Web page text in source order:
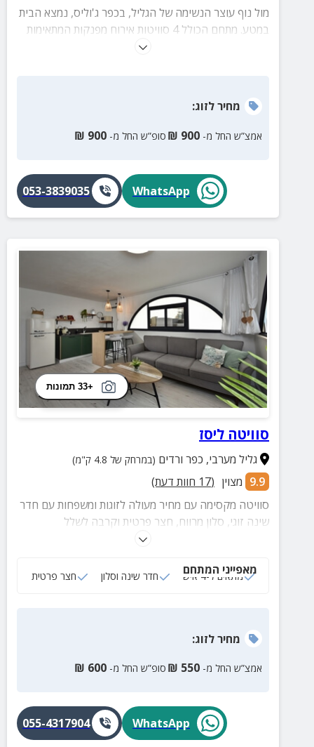
מול נוף עוצר הנשימה של הגליל, בכפר ג'וליס, נמצא הבית
במטע. מתחם הכולל 4 סוויטות אירוח מפנקות המתאימות
לחופשה זוגית או משפחתית. אפשרות לארוחת בוקר דרוזית
מחירלזוג:
אמצ”ש החל מ- 900
₪ סופ”ש החל מ- 900
₪
WhatsApp
053-3839035
+33 תמונות
סוויטה ליסז
גליל מערבי, כפר ורדים (במרחק של 4.8 ק"מ)
9.9 מצוין (
17 חוות דעת)
סוויטה מקסימה עם מחיר מעולה לזוגות ומשפחות עם חדר
שינה זוגי, סלון מרווח, חצר פרטית וקרבה לשלל
אטרקציות, מסלולי טיול, בתי קפה ועוד.
מאפייני המתחם
מתאים ל-4 איש חדר שינה וסלון חצר פרטית
מחירלזוג:
אמצ”ש החל מ- 550
₪ סופ”ש החל מ- 600
₪
WhatsApp
055-4317904